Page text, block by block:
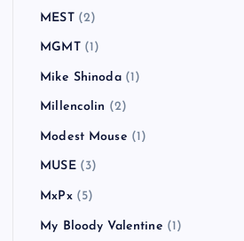
MEST(2)
MGMT(1)
Mike Shinoda(1)
Millencolin (2)
Modest Mouse (1)
MUSE(3)
MxPx(5)
My Bloody Valentine (1)